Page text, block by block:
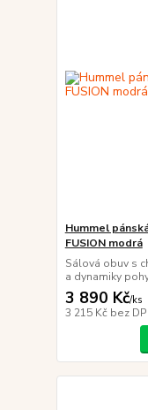
Hummel
FUSION modrá
Sálová obuv s
a dynamiky
3 890 Kč/ks
3 215 Kč bez